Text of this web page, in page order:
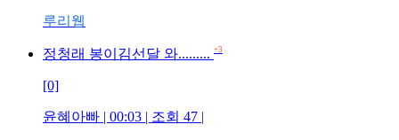
루리웹
정청래 봉이김선달 와......... +3
[0]
윤혜아빠 | 00:03 | 조회 47 |